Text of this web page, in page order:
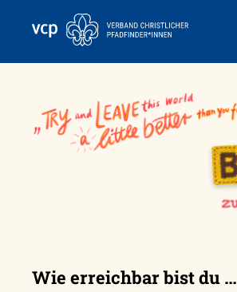
Wie erreichbar bist du …